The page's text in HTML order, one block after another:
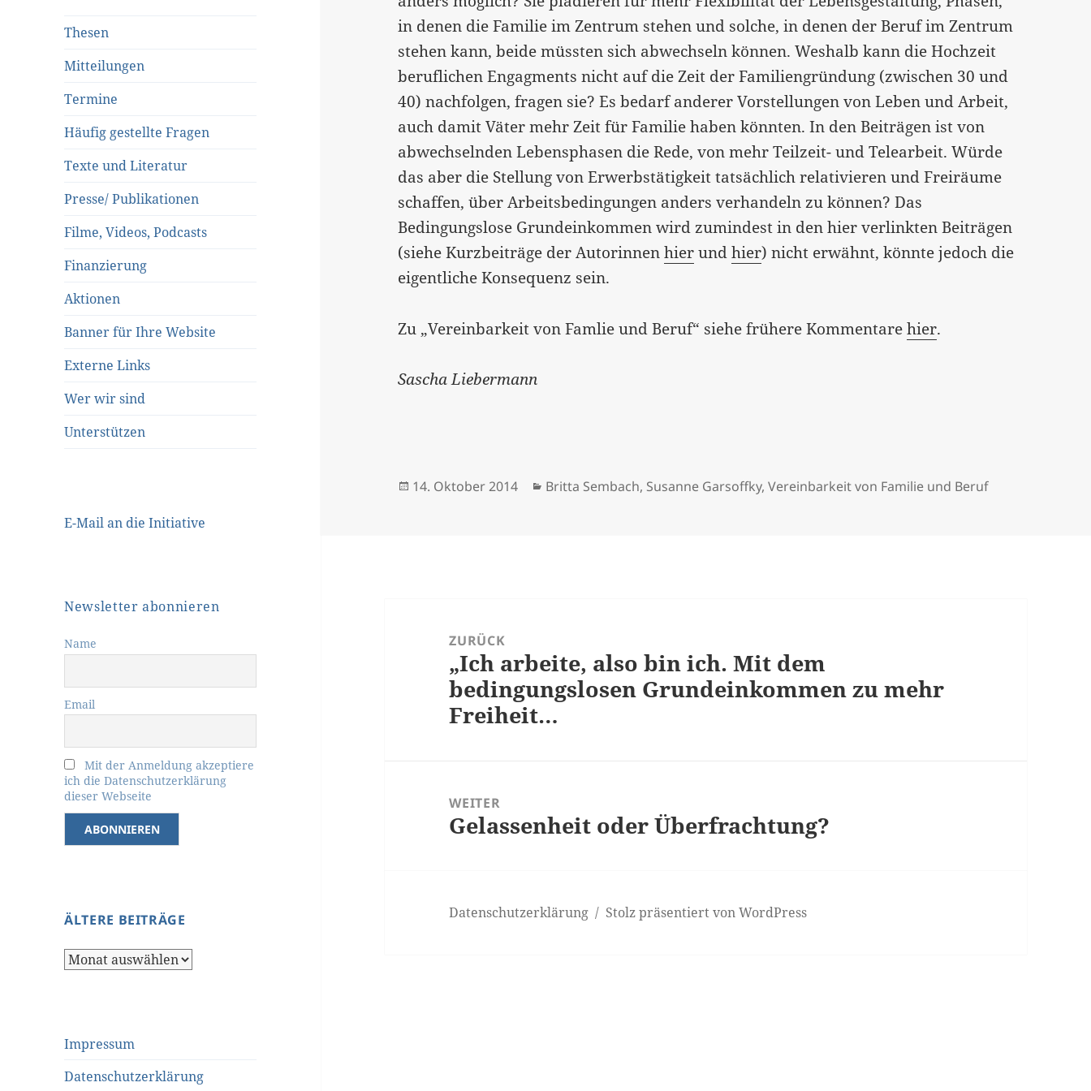
Thesen
Mitteilungen
Termine
Häufig gestellte Fragen
Texte und Literatur
Presse/ Publikationen
Filme, Videos, Podcasts
Finanzierung
Aktionen
Banner für Ihre Website
Externe Links
Wer wir sind
Unterstützen
E-Mail an die Initiative
Newsletter abonnieren
Name
Email
Mit der Anmeldung akzeptiere
ich die Datenschutzerklärung
dieser Webseite
ÄLTERE BEITRÄGE
Ältere
Impressum
Datenschutzerklärung
in denen die Familie im Zentrum stehen und solche, in denen der Beruf im Zentrum
stehen kann, beide müssten sich abwechseln können. Weshalb kann die Hochzeit
beruflichen Engagments nicht auf die Zeit der Familiengründung (zwischen 30 und
40) nachfolgen, fragen sie? Es bedarf anderer Vorstellungen von Leben und Arbeit,
auch damit Väter mehr Zeit für Familie haben könnten. In den Beiträgen ist von
abwechselnden Lebensphasen die Rede, von mehr Teilzeit- und Telearbeit. Würde
das aber die Stellung von Erwerbstätigkeit tatsächlich relativieren und Freiräume
schaffen, über Arbeitsbedingungen anders verhandeln zu können? Das
Bedingungslose Grundeinkommen wird zumindest in den hier verlinkten Beiträgen
(siehe Kurzbeiträge der Autorinnenhierundhier) nicht erwähnt, könnte jedoch die
eigentliche Konsequenz sein.
Zu „Vereinbarkeit von Famlie und Beruf“ siehe frühere Kommentarehier.
Sascha Liebermann
Veröffentlicht
14. Oktober 2014 Kategorien
Britta Sembach, Susanne Garsoffky,Vereinbarkeit von Familie und Beruf
NavigationZURÜCK
Vorheriger
Beitrag:
„Ich arbeite, also bin ich. Mit dem
bedingungslosen Grundeinkommen zu mehr
Freiheit…
WEITER
Nächster
Gelassenheit oder Überfrachtung?
Datenschutzerklärung Stolz präsentiert von WordPress